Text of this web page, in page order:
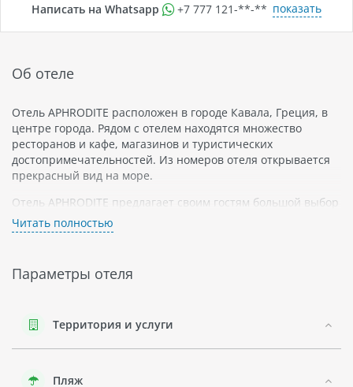
Написать на Whatsapp +7 777 121-**-** показать
Об отеле
Отель APHRODITE расположен в городе Кавала, Греция, в
центре города. Рядом с отелем находятся множество
ресторанов и кафе, магазинов и туристических
достопримечательностей. Из номеров отеля открывается
прекрасный вид на море.
Отель APHRODITE предлагает своим гостям большой выбор
различных номеров: стандартные номера, люксы и
апартаменты. Все номера оборудованы кондиционерами,
В отеле есть ресторан, бар и крытый бассейн с
Кавала - это живописный город на берегу Эгейского моря.
Его набережная украшена пальмами и цветущими
или отправиться на прогулку по старинным улочкам
Читать полностью
Параметры отеля
Территория и услуги
Пляж